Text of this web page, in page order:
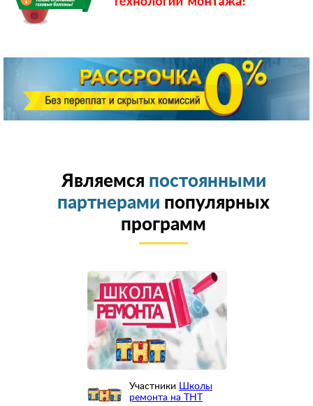
Являемся постоянными
партнерами популярных
программ
Участники
Школы
ремонта на ТНТ